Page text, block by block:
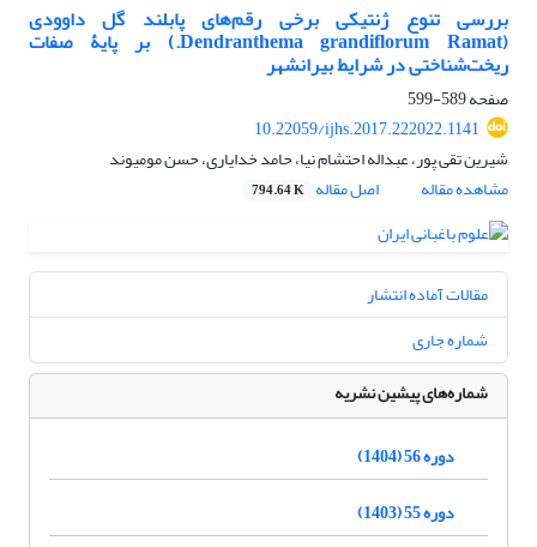
بررسی تنوع ژنتیکی برخی رقم‌های پابلند گل داوودی
(Dendranthema grandiflorum Ramat.) بر پایۀ صفات
ریخت‌شناختی در شرایط بیرانشهر
صفحه589-599
10.22059/ijhs.2017.222022.1141
شیرین تقی پور، عبداله احتشام نیا، حامد خدایاری، حسن مومیوند
مشاهده مقاله
اصل مقاله 794.64 K
مقالات آماده انتشار
شماره جاری
شماره‌های پیشین نشریه
دوره 56 (1404)
دوره 55 (1403)